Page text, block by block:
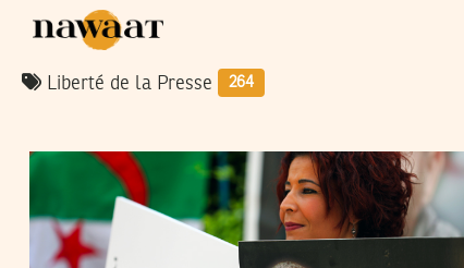
Liberté de la Presse 264